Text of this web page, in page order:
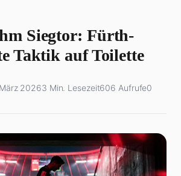
Siegtor: Fürth-
Taktik auf Toilette
20263 Min. Lesezeit606 Aufrufe0